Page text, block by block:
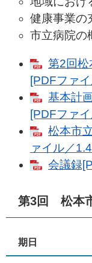
健康事業の
市立病院の
第2回松
[PDFファ
基本計
[PDFファ
松本市
ァイル／
会議録
第3回 松本
期日